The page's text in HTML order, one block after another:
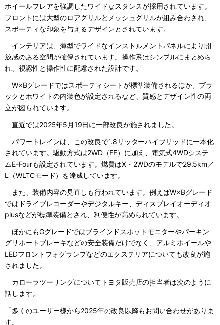
ホイールフレアを強調したワイドなスタンスが採用されています。
フロントには大型のロアグリルとメッシュグリルが組み合わされ、
スポーティな印象を与えるデザインとされています。
インテリアは、薄型でワイドなインストルメントパネルにより開
放感のある空間が確保されています。操作系はシンプルにまとめら
れ、視認性と操作性に配慮された設計です。
W×Bグレードではスポーティシートが標準装備されるほか、ブラ
ックとホワイトの内装色が設定されるなど、質感とデザイン性の両
立が図られています。
直近では2025年5月19日に一部改良が施されました。
パワートレインは、この改良で1.8リッターハイブリッドに一本化
されています。駆動方式は2WD（FF）に加え、電気式4WDシステ
ムE-Fourも設定されています。燃費はX・2WDのモデルで29.5km／
L（WLTCモード）を達成しています。
また、装備内容の見直しも行われています。例えばW×Bグレード
ではドライブレコーダーやデジタルキー、ディスプレイオーディオ
plusなどが標準装備とされ、利便性が高められています。
ほかにもGグレードではブラインドスポットモニターやパーキン
グサポートブレーキなどの安全装備だけでなく、アルミホイールや
LEDフロントフォグランプなどのエクステリアについても改良が施
されました。
カローラツーリングについてトヨタ販売店の担当者は次のように
話します。
「多くのユーザー様から2025年の改良以降もお問い合わせがありま
す。